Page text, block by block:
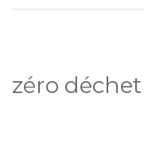
zéro déchet